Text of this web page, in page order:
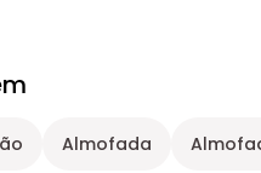
Almofada